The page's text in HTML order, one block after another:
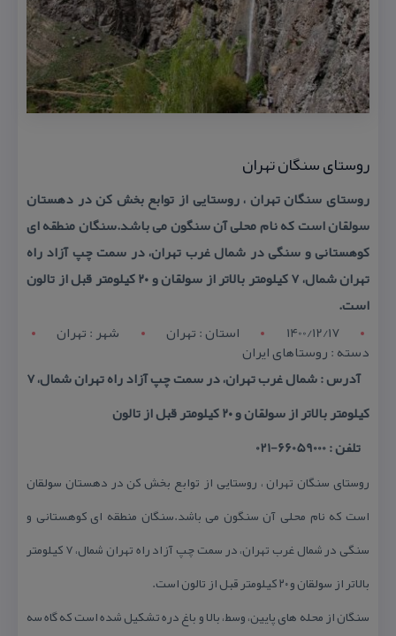
روستای سنگان تهران
روستای سنگان تهران ، روستایی از توابع بخش كن در دهستان
سولقان است كه نام محلی آن سنگون می باشد.سنگان منطقه ای
كوهستانی و سنگی در شمال غرب تهران، در سمت چپ آزاد راه
تهران شمال، ۷ كیلومتر بالاتر از سولقان و ۲۰ كیلومتر قبل از تالون
است.
1400/12/17
استان : تهران شهر : تهران
دسته : روستاهای ایران
آدرس : شمال غرب تهران، در سمت چپ آزاد راه تهران شمال، ۷
كیلومتر بالاتر از سولقان و ۲۰ كیلومتر قبل از تالون
تلفن : 66059000-021
روستای سنگان تهران ، روستایی از توابع بخش كن در دهستان سولقان
است كه نام محلی آن سنگون می باشد.سنگان منطقه ای كوهستانی و
سنگی در شمال غرب تهران، در سمت چپ آزاد راه تهران شمال، ۷ كیلومتر
بالاتر از سولقان و ۲۰ كیلومتر قبل از تالون است.
سنگان از محله های پایین، وسط، بالا و باغ دره تشكیل شده است كه گاه سه